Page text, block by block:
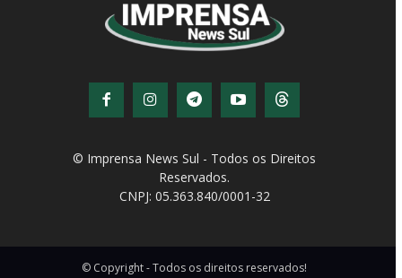
© Imprensa News Sul - Todos os Direitos
Reservados.
© Copyright - Todos os direitos reservados!